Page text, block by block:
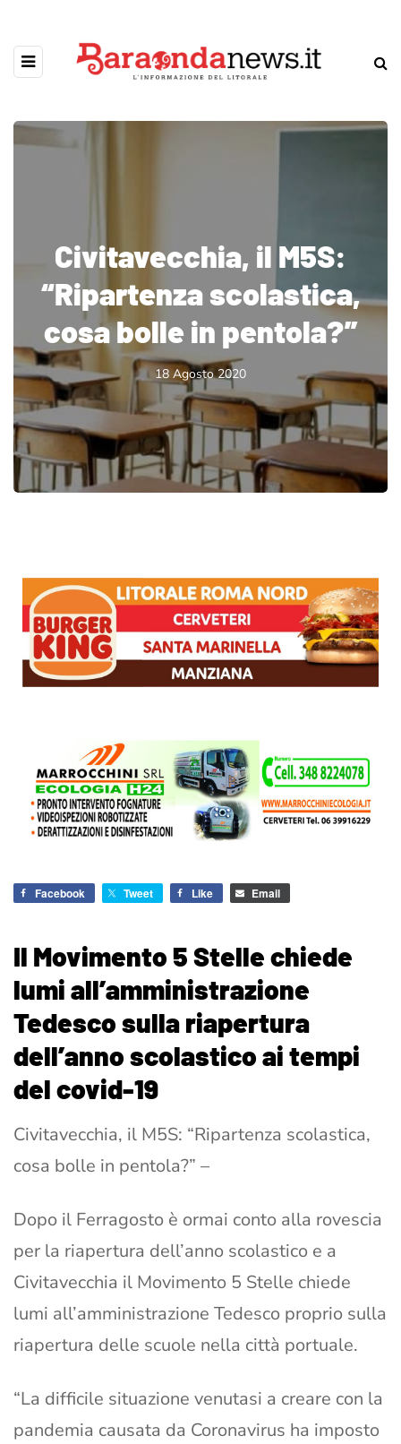
Civitavecchia, il M5S:
“Ripartenza scolastica,
cosa bolle in pentola?”
18 Agosto 2020
Facebook Tweet Like Email
Il Movimento 5 Stelle chiede
lumi all’amministrazione
Tedesco sulla riapertura
dell’anno scolastico ai tempi
del covid-19
Civitavecchia, il M5S: “Ripartenza scolastica,
cosa bolle in pentola?” –
Dopo il Ferragosto è ormai conto alla rovescia
per la riapertura dell’anno scolastico e a
Civitavecchia il Movimento 5 Stelle chiede
lumi all’amministrazione Tedesco proprio sulla
riapertura delle scuole nella città portuale.
“La difficile situazione venutasi a creare con la
pandemia causata da Coronavirus ha imposto